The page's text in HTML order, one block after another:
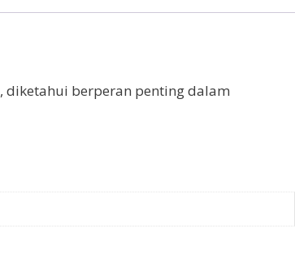
, diketahui berperan penting dalam